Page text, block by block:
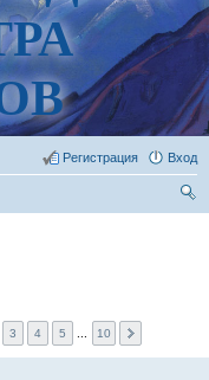
Вход
Регистрация
3 4 5 10